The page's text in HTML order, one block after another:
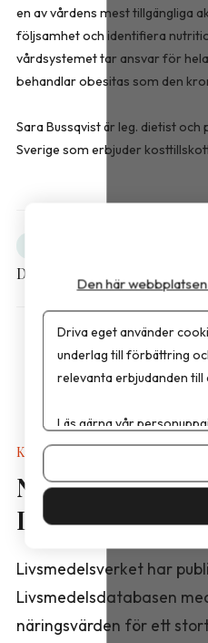
en av vårdens mest tillgängliga
följsamhet och identifiera
vårdsystemet tar ansvar för
behandlar obesitas som den
Sara Bussqvist är leg. dietist
Sverige som erbjuder
Dela artikeln
Kalkyler & Verktyg
Nya
Livsmedelsverket har
Livsmedelsdatabasen
näringsvärden för ett
Den här
Driva eget använder
underlag till förbättring
relevanta erbjudanden till
Läs gärna vår
Om du vill ändra ditt val i